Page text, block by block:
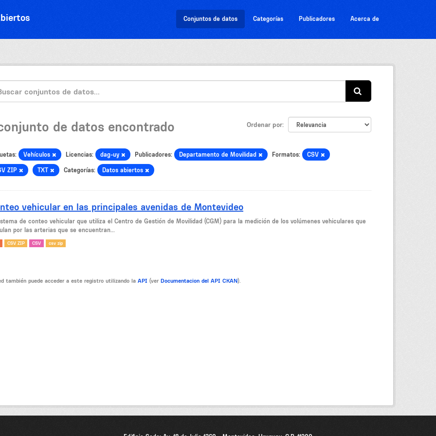
Conjuntos de datos Categorías Publicadores Acerca de
Ordenar por
de datos encontrado
Vehículos Licencias: dag-uy Publicadores: Departamento de Movilidad Formatos: CSV
ZIP TXT Categorías: Datos abiertos
vehicular en las principales avenidas de Montevideo
de conteo vehicular que utiliza el Centro de Gestión de Movilidad (CGM) para la medición de los volúmenes vehiculares que
por las arterias que se encuentran...
CSV ZIP CSV csv zip
también puede acceder a este registro utilizando la API (ver Documentacion del API CKAN).